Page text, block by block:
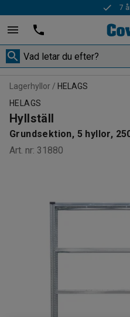
Lagerhyllor
HELAGS
HELAGS
Hyllställ
Grundsektion, 5 hyllor,
Art. nr: 31880